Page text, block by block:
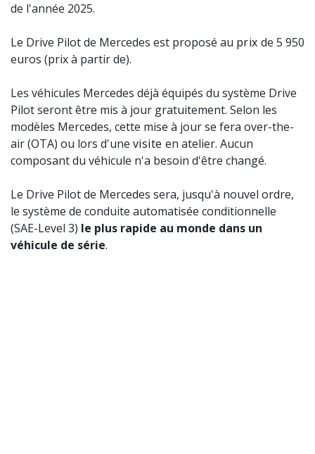
de l'année 2025.
Le Drive Pilot de Mercedes est proposé au prix de 5 950
euros (prix à partir de).
Les véhicules Mercedes déjà équipés du système Drive
Pilot seront être mis à jour gratuitement. Selon les
modèles Mercedes, cette mise à jour se fera over-the-
air (OTA) ou lors d'une visite en atelier. Aucun
composant du véhicule n'a besoin d'être changé.
Le Drive Pilot de Mercedes sera, jusqu'à nouvel ordre,
le système de conduite automatisée conditionnelle
(SAE-Level 3) le plus rapide au monde dans un
véhicule de série.